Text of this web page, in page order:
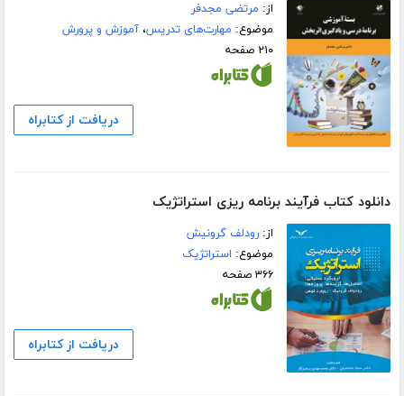
از: مرتضی مجدفر
موضوع: مهارت‌های تدریس،آموزش و پرورش
۲۱۰ صفحه
دریافت از کتابراه
دانلود کتاب فرآیند برنامه ریزی استراتژیک
از:رودلف گرونیش
موضوع: استراتژیک
۳۶۶ صفحه
دریافت از کتابراه